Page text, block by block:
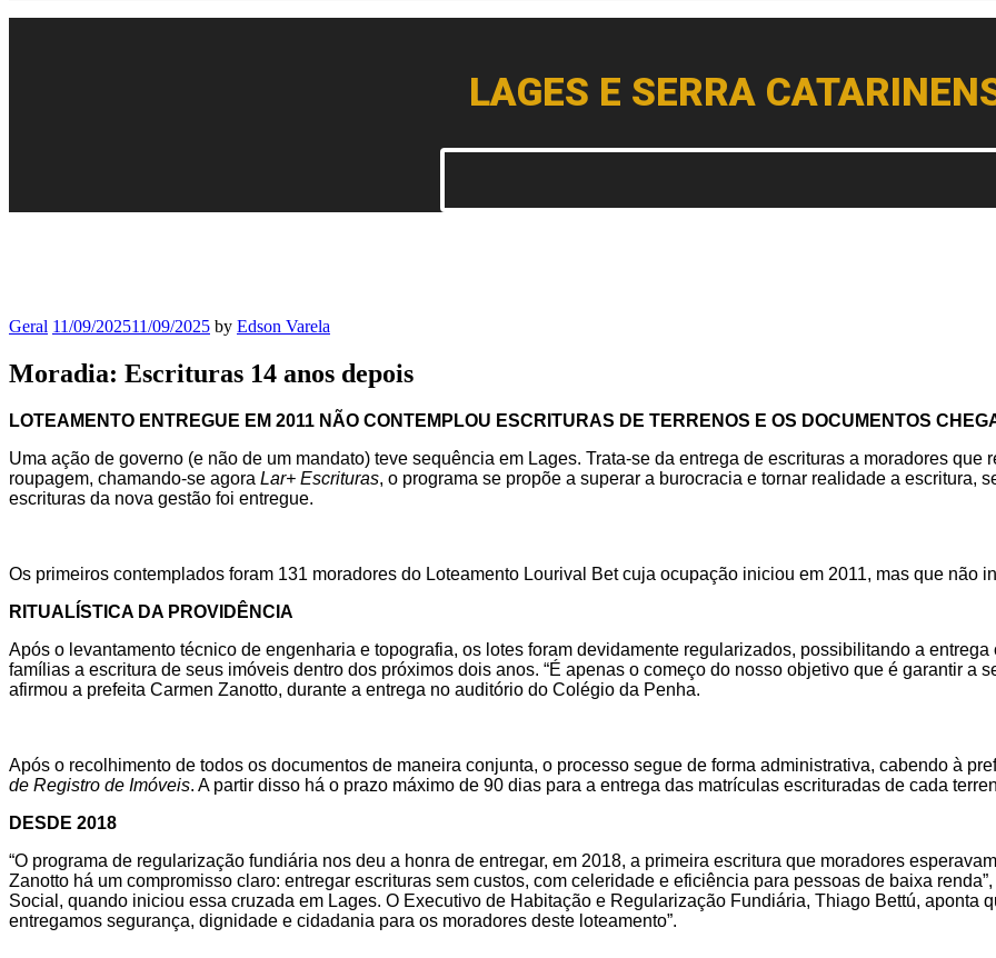
LAGES E SERRA
Geral 11/09/202511/09/2025 by Edson Varela
Moradia: Escrituras 14 anos depois
LOTEAMENTO ENTREGUE EM 2011 NÃO CONTEMPLOU ESCRITURAS DE TERRENOS E OS DOCUMENTOS
Uma ação de governo (e não de um mandato) teve sequência em Lages. Trata-se da entrega de escrituras a moradores
roupagem, chamando-se agora Lar+ Escrituras, o programa se propõe a superar a burocracia e tornar realidade a escritura,
escrituras da nova gestão foi entregue.
Os primeiros contemplados foram 131 moradores do Loteamento Lourival Bet cuja ocupação iniciou em 2011, mas que não
RITUALÍSTICA DA PROVIDÊNCIA
Após o levantamento técnico de engenharia e topografia, os lotes foram devidamente regularizados, possibilitando a
famílias a escritura de seus imóveis dentro dos próximos dois anos. “É apenas o começo do nosso objetivo que é garantir a
afirmou a prefeita Carmen Zanotto, durante a entrega no auditório do Colégio da Penha.
Após o recolhimento de todos os documentos de maneira conjunta, o processo segue de forma administrativa, cabendo à
de Registro de Imóveis. A partir disso há o prazo máximo de 90 dias para a entrega das matrículas escrituradas de cada
DESDE 2018
“O programa de regularização fundiária nos deu a honra de entregar, em 2018, a primeira escritura que moradores
Zanotto há um compromisso claro: entregar escrituras sem custos, com celeridade e eficiência para pessoas de baixa
Social, quando iniciou essa cruzada em Lages. O Executivo de Habitação e Regularização Fundiária, Thiago Bettú, aponta
entregamos segurança, dignidade e cidadania para os moradores deste loteamento”.